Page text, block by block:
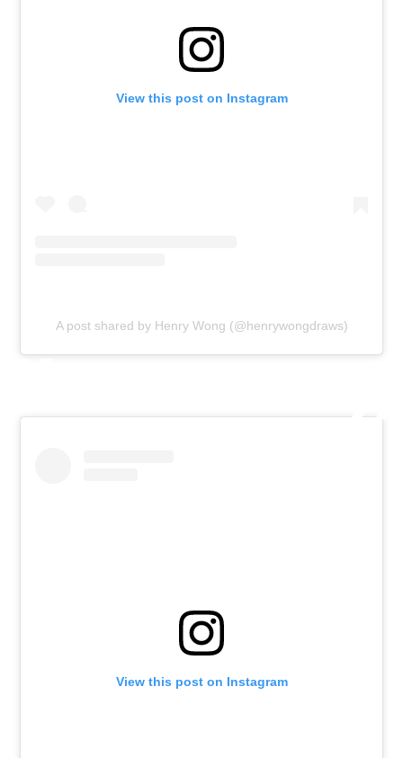
View this post on Instagram
A post shared by Henry Wong (@henrywongdraws)
View this post on Instagram